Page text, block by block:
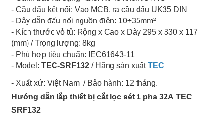
- Cầu đấu kết nối: Vào MCB, ra cầu đấu UK35 DIN
- Dây dẫn đấu nối nguồn điện: 10÷35mm²
- Kích thước vỏ tủ: Rộng x Cao x Dày 295 x 330 x 117
(mm) / Trọng lượng: 8kg
- Phù hợp tiêu chuẩn: IEC61643-11
- Model: TEC-SRF132 / Hãng sản xuấtTEC
- Xuất xứ: Việt Nam / Bảo hành: 12 tháng.
Hướng dẫn lắp thiết bị cắt lọc sét 1 pha 32A TEC
SRF132